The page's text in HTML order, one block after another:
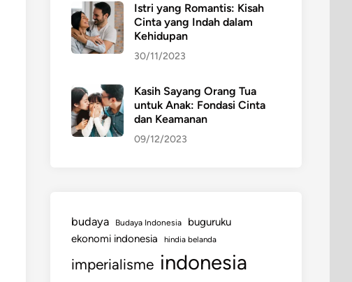
Istri yang Romantis: Kisah
Cinta yang Indah dalam
Kehidupan
30/11/2023
Kasih Sayang Orang Tua
untuk Anak: Fondasi Cinta
dan Keamanan
09/12/2023
budaya Budaya Indonesia
buguruku
ekonomi indonesia
hindia belanda
imperialisme indonesia